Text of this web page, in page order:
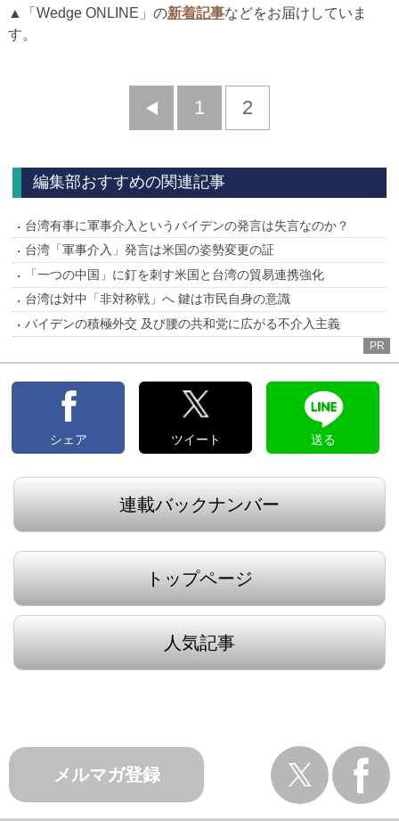
▲「Wedge ONLINE」の新着記事などをお届けしていま
す。
前
1 2
編集部おすすめの関連記事
台湾有事に軍事介入というバイデンの発言は失言なのか？
台湾「軍事介入」発言は米国の姿勢変更の証
「一つの中国」に釘を刺す米国と台湾の貿易連携強化
台湾は対中「非対称戦」へ 鍵は市民自身の意識
バイデンの積極外交 及び腰の共和党に広がる不介入主義
PR
シェア ツイート 送る
連載バックナンバー
トップページ
人気記事
メルマガ登録